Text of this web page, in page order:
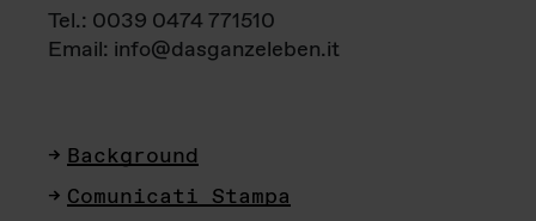
Tel.: 0039 0474 771510
Email: info@dasganzeleben.it
Background
Comunicati Stampa